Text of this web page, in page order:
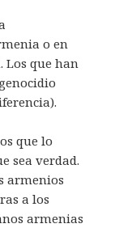
o en
Los que han
que lo
sea verdad.
armenios
a los
armenias